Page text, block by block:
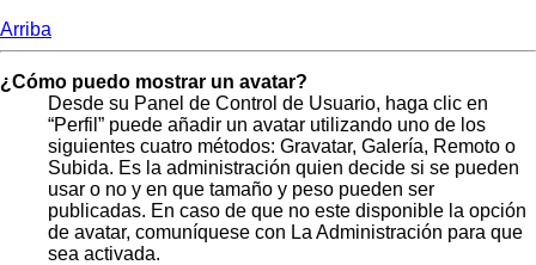
Arriba
¿Cómo puedo mostrar un avatar?
Desde su Panel de Control de Usuario, haga clic en
“Perfil” puede añadir un avatar utilizando uno de los
siguientes cuatro métodos: Gravatar, Galería, Remoto o
Subida. Es la administración quien decide si se pueden
usar o no y en que tamaño y peso pueden ser
publicadas. En caso de que no este disponible la opción
de avatar, comuníquese con La Administración para que
sea activada.